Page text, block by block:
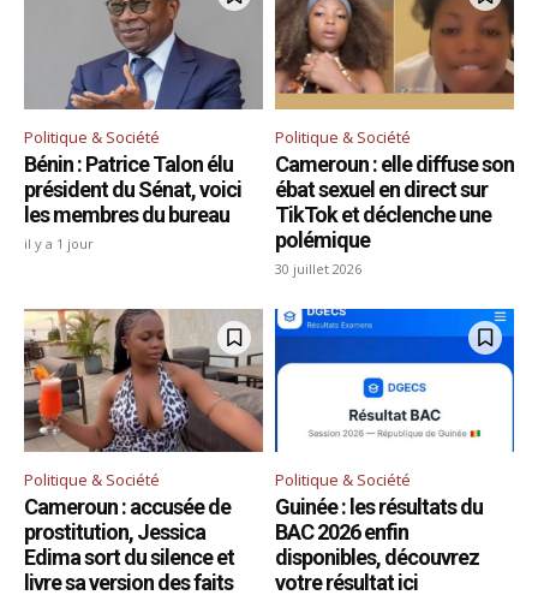
Politique & Société
Bénin : Patrice Talon élu
président du Sénat, voici
les membres du bureau
il y a 1 jour
Politique & Société
Cameroun : elle diffuse son
ébat sexuel en direct sur
TikTok et déclenche une
polémique
30 juillet 2026
Politique & Société
Cameroun : accusée de
prostitution, Jessica
Edima sort du silence et
livre sa version des faits
Politique & Société
Guinée : les résultats du
BAC 2026 enfin
disponibles, découvrez
votre résultat ici